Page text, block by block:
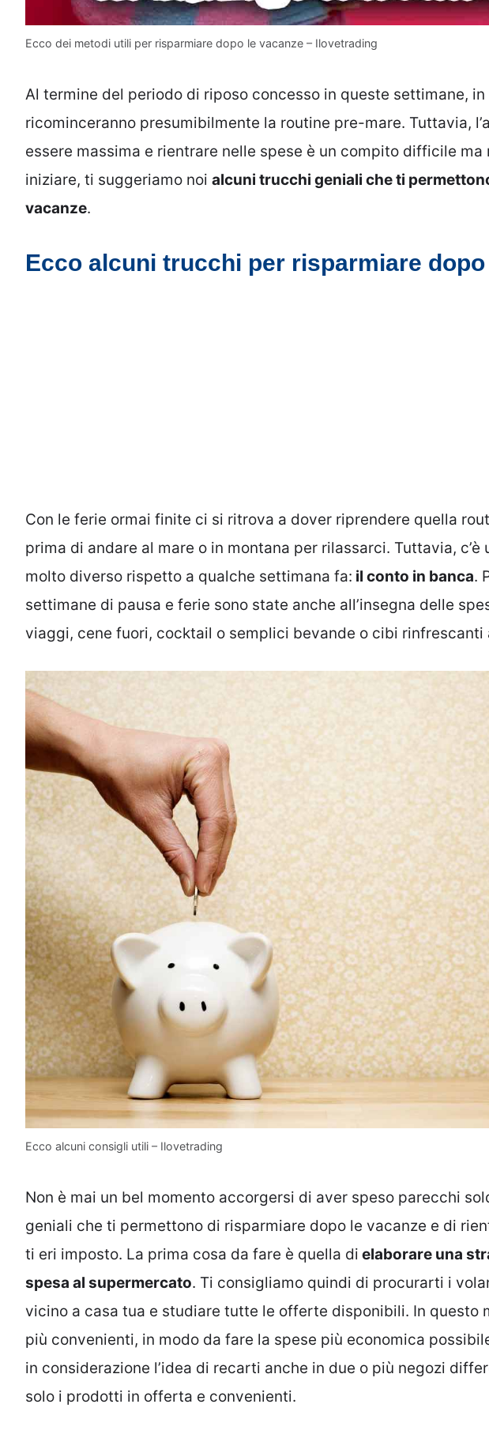
Ecco dei metodi utili per risparmiare dopo le vacanze – Ilovetrading
Al termine del periodo di riposo concesso in queste settimane,
ricominceranno presumibilmente la routine pre-mare. Tuttavia,
essere massima e rientrare nelle spese è un compito difficile ma
iniziare, ti suggeriamo noi alcuni trucchi geniali che ti
vacanze.
Ecco alcuni trucchi per risparmiare dopo
Con le ferie ormai finite ci si ritrova a dover riprendere quella
prima di andare al mare o in montana per rilassarci. Tuttavia,
molto diverso rispetto a qualche settimana fa: il conto in banca.
settimane di pausa e ferie sono state anche all’insegna delle
viaggi, cene fuori, cocktail o semplici bevande o cibi rinfrescanti
Ecco alcuni consigli utili – Ilovetrading
Non è mai un bel momento accorgersi di aver speso parecchi
geniali che ti permettono di risparmiare dopo le vacanze e di
ti eri imposto. La prima cosa da fare è quella di elaborare una
spesa al supermercato. Ti consigliamo quindi di procurarti i
vicino a casa tua e studiare tutte le offerte disponibili. In questo
più convenienti, in modo da fare la spese più economica
in considerazione l’idea di recarti anche in due o più negozi
solo i prodotti in offerta e convenienti.